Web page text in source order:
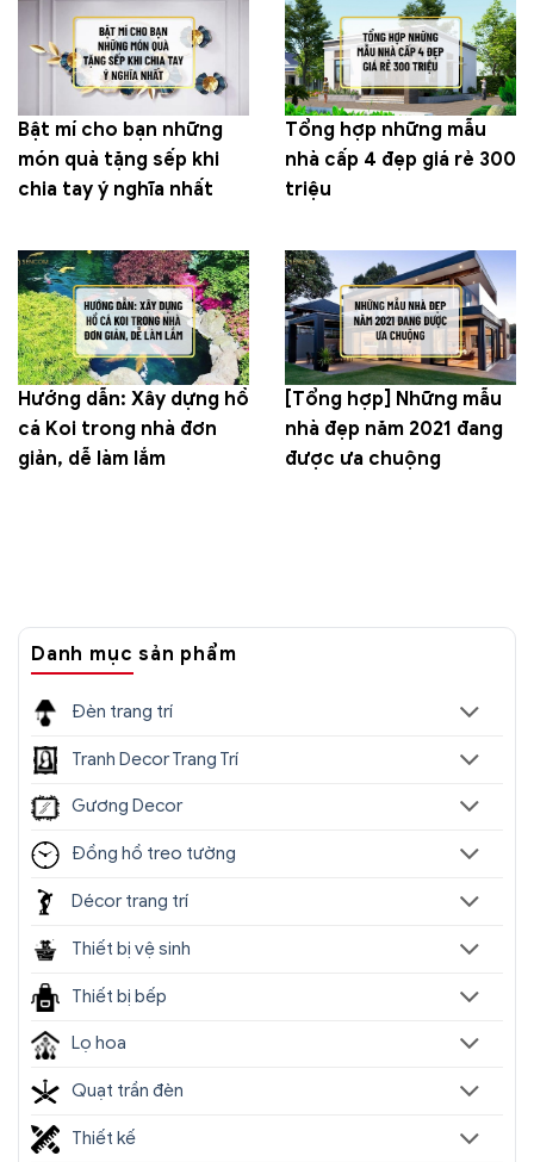
Bật mí cho bạn những
món quà tặng sếp khi
chia tay ý nghĩa nhất
Tổng hợp những mẫu
nhà cấp 4 đẹp giá rẻ 300
triệu
Hướng dẫn: Xây dựng hồ
cá Koi trong nhà đơn
giản, dễ làm lắm
[Tổng hợp] Những mẫu
nhà đẹp năm 2021 đang
được ưa chuộng
Danh mục sản phẩm
Đèn trang trí
Tranh Decor Trang Trí
Gương Decor
Đồng hồ treo tường
Décor trang trí
Thiết bị vệ sinh
Thiết bị bếp
Lọ hoa
Quạt trần đèn
Thiết kế